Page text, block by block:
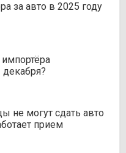
за авто в 2025 году
не могут сдать авто
прием